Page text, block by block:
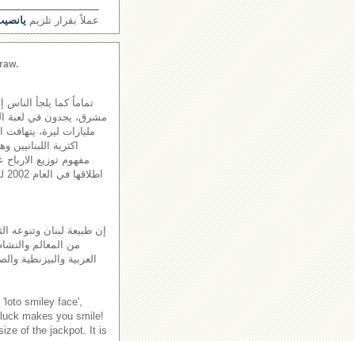
عملاً بقرار تلزيم
تماماً كما يلجأ
مليارات ليرة،
اكثرية
مفهوم توزيع الارباح
إن طبيعة لبنان وتنوعه
من المعالم
العربية والبيزنطية
smiley face',
makes you smile!
of the jackpot. It is